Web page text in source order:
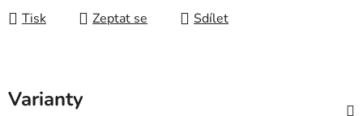
Tisk Zeptat se Sdílet
Varianty